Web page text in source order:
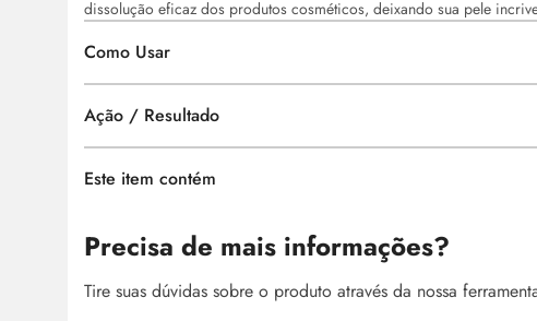
dissolução eficaz dos produtos cosméticos, deixando sua pele
Como Usar
Ação / Resultado
Este item contém
Precisa de mais informações?
Tire suas dúvidas sobre o produto através da nossa